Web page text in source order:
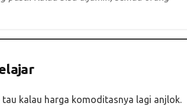
kalau harga komoditasnya lagi anjlok.